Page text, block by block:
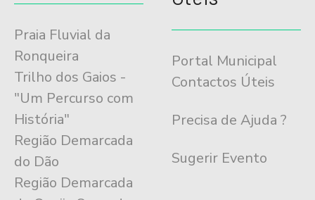
Praia Fluvial da
Ronqueira
Trilho dos Gaios -
"Um Percurso com
História"
Região Demarcada
do Dão
Região Demarcada
Portal Municipal
Contactos Úteis
Precisa de Ajuda ?
Sugerir Evento